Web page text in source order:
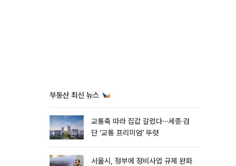
부동산 최신 뉴스
교통축 따라 집값 갈렸다⋯세종·검
단 ‘교통 프리미엄’ 뚜렷
서울시, 정부에 정비사업 규제 완화